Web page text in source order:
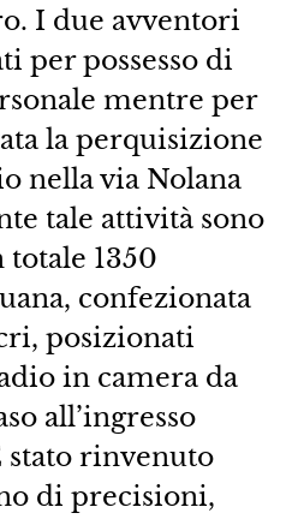
I due avventori
per possesso di
mentre per
la perquisizione
nella via Nolana
tale attività sono
1350
confezionata
posizionati
in camera da
all’ingresso
stato rinvenuto
di precisioni,